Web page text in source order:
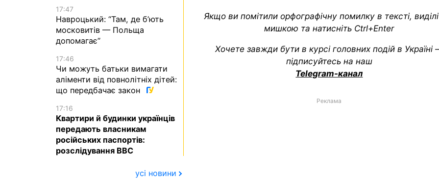
Якщо ви помітили орфографічну помилку в тексті,
мишкою та натисніть Ctrl+Enter
Хочете завжди бути в курсі головних подій в Україні
підписуйтесь на наш
Telegram-канал
Реклама
17:47
Навроцький: “Там, де б’ють
московитів — Польща
допомагає”
17:46
Чи можуть батьки вимагати
аліменти від повнолітніх дітей:
що передбачає закон
17:16
Квартири й будинки українців
передають власникам
російських паспортів:
розслідування BBC
усі новини